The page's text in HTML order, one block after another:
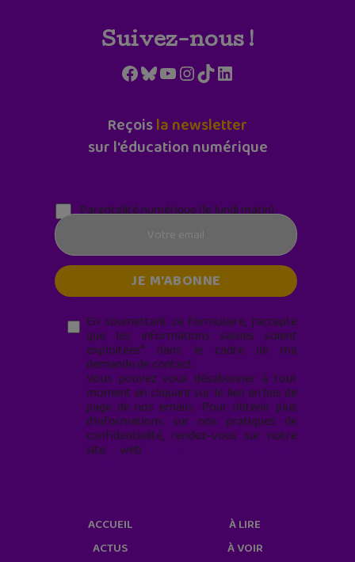
Suivez-nous !
Facebook
Bluesky
YouTube
Instagram
TikTokLinkedIn
Reçoisla newsletter
sur l'éducation numérique
Parentalité numérique (le lundi matin)
En soumettant ce formulaire, j’accepte
que les informations saisies soient
exploitées* dans le cadre de ma
demande de contact.
Vous pouvez vous désabonner à tout
moment en cliquant sur le lien en bas de
page de nos emails. Pour obtenir plus
d'informations sur nos pratiques de
confidentialité, rendez-vous sur notre
site web
ACCUEIL
ACTUS
À LIRE
À VOIR